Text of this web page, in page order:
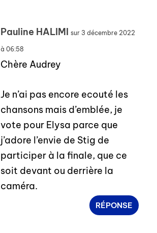
Pauline HALIMI sur 3 décembre 2022
à 06:58
Chère Audrey
Je n’ai pas encore ecouté les
chansons mais d’emblée, je
vote pour Elysa parce que
j’adore l’envie de Stig de
participer à la finale, que ce
soit devant ou derrière la
caméra.
RÉPONSE